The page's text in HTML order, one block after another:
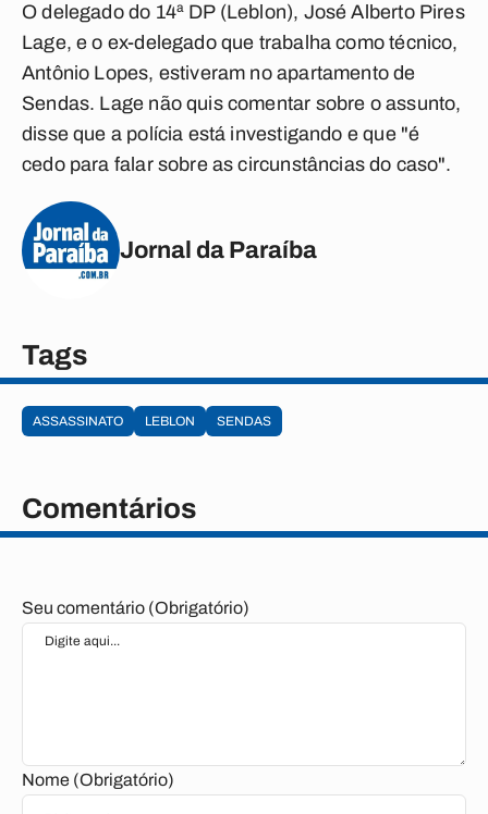
O delegado do 14ª DP (Leblon), José Alberto Pires
Lage, e o ex-delegado que trabalha como técnico,
Antônio Lopes, estiveram no apartamento de
Sendas. Lage não quis comentar sobre o assunto,
disse que a polícia está investigando e que "é
cedo para falar sobre as circunstâncias do caso".
Jornal da Paraíba
Tags
ASSASSINATO LEBLON SENDAS
Comentários
Seu comentário (Obrigatório)
Nome (Obrigatório)